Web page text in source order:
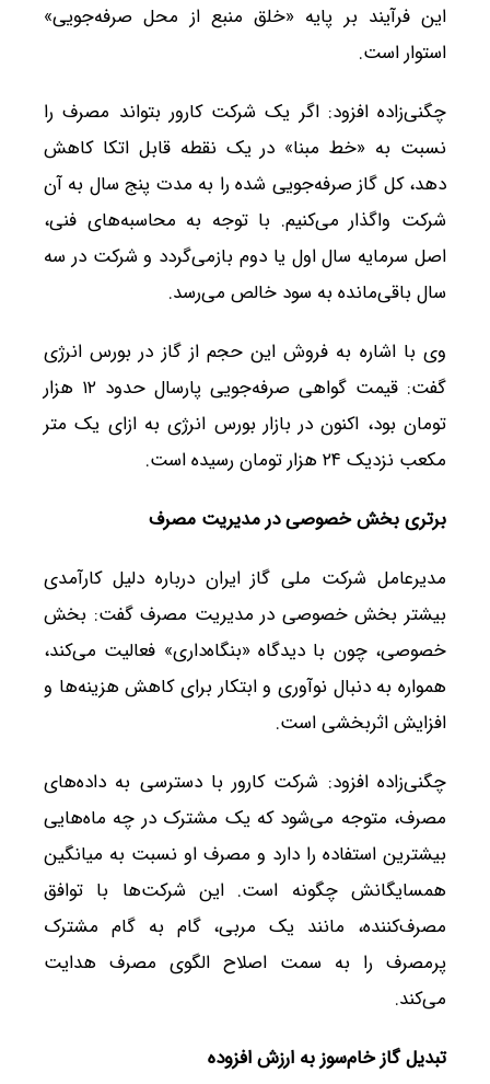
این فرآیند بر پایه «خلق منبع از محل صرفه‌جویی»
استوار است.
چگنی‌زاده افزود: اگر یک شرکت کارور بتواند مصرف را
نسبت به «خط مبنا» در یک نقطه قابل اتکا کاهش
دهد، کل گاز صرفه‌جویی شده را به مدت پنج سال به آن
شرکت واگذار می‌کنیم. با توجه به محاسبه‌های فنی،
اصل سرمایه سال اول یا دوم بازمی‌گردد و شرکت در سه
سال باقی‌مانده به سود خالص می‌رسد.
وی با اشاره به فروش این حجم از گاز در بورس انرژی
گفت: قیمت گواهی صرفه‌جویی پارسال حدود ۱۲ هزار
تومان بود، اکنون در بازار بورس انرژی به ازای یک متر
مکعب نزدیک ۲۴ هزار تومان رسیده است.
برتری بخش خصوصی در مدیریت مصرف
مدیرعامل شرکت ملی گاز ایران درباره دلیل کارآمدی
بیشتر بخش خصوصی در مدیریت مصرف گفت: بخش
خصوصی، چون با دیدگاه «بنگاه‌داری» فعالیت می‌کند،
همواره به دنبال نوآوری و ابتکار برای کاهش هزینه‌ها و
افزایش اثربخشی است.
چگنی‌زاده افزود: شرکت کارور با دسترسی به داده‌های
مصرف، متوجه می‌شود که یک مشترک در چه ماه‌هایی
بیشترین استفاده را دارد و مصرف او نسبت به میانگین
همسایگانش چگونه است. این شرکت‌ها با توافق
مصرف‌کننده، مانند یک مربی، گام به گام مشترک
پرمصرف را به سمت اصلاح الگوی مصرف هدایت
می‌کند.
تبدیل گاز خام‌سوز به ارزش افزوده